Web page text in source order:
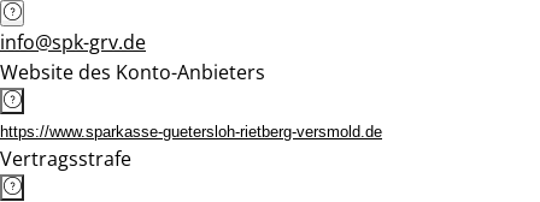
info@spk-grv.de
Website des Konto-Anbieters
https://www.sparkasse-guetersloh-rietberg-versmold.de
Vertragsstrafe